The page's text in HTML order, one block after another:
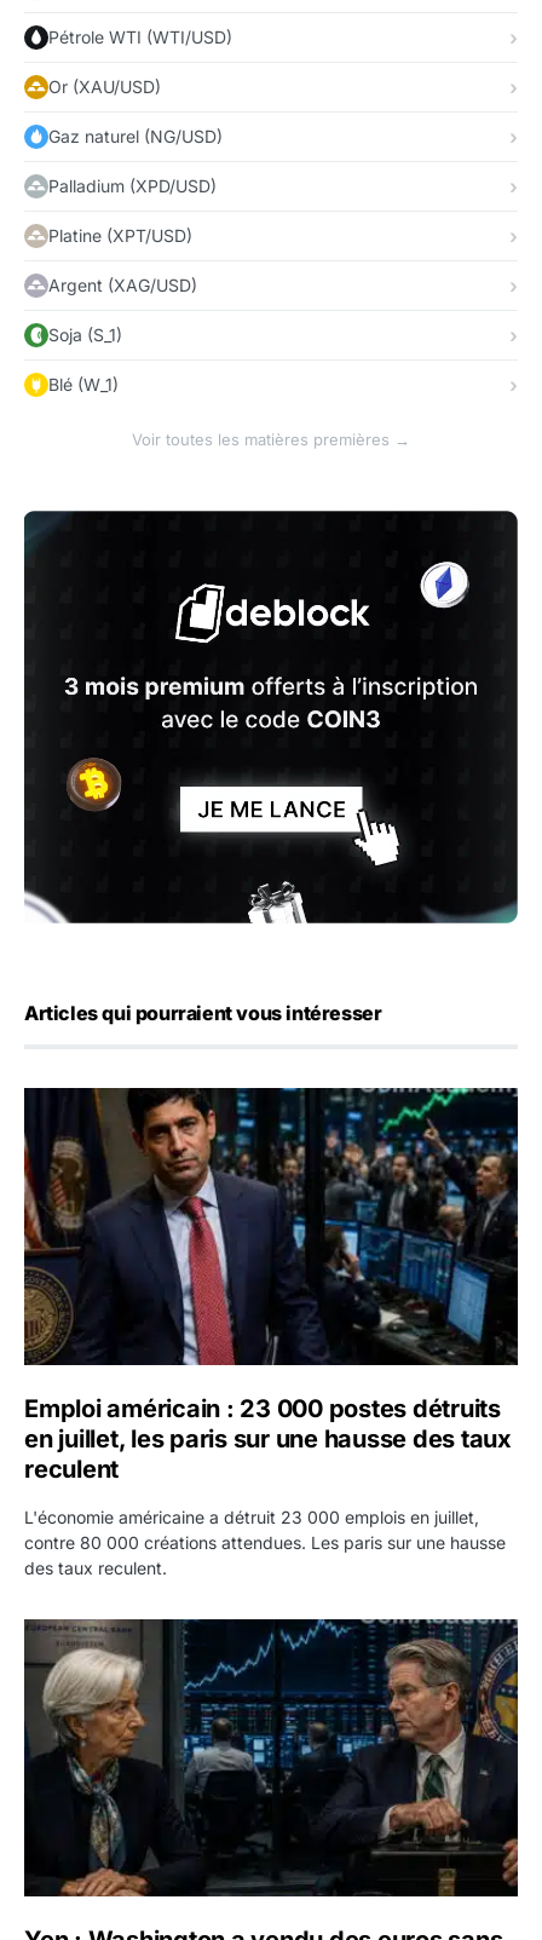
Pétrole WTI (WTI/USD)
Or (XAU/USD)
Gaz naturel (NG/USD)
Palladium (XPD/USD)
Platine (XPT/USD)
Argent (XAG/USD)
Soja (S_1)
Blé (W_1)
Voir toutes les matières premières →
Articles qui pourraient vous intéresser
Emploi américain : 23 000 postes détruits en juillet, les
Emploi américain : 23 000 postes détruits
en juillet, les paris sur une hausse des taux
reculent
L'économie américaine a détruit 23 000 emplois en juillet,
contre 80 000 créations attendues. Les paris sur une hausse
des taux reculent.
Yen : Washington a vendu des euros sans prévenir la